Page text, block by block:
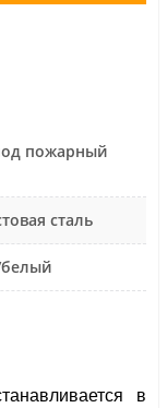
пожарный
сталь
в